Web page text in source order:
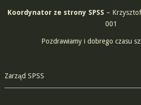
Koordynator ze strony SPSS –
001
Pozdrawiamy i dobrego czasu
Zarząd SPSS